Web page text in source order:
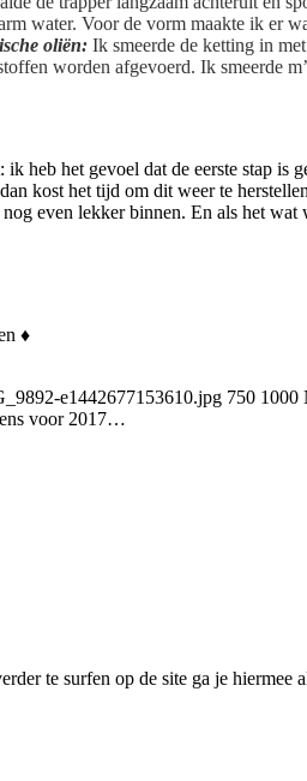
water. Voor de vorm maakte ik er
oliën: Ik smeerde de ketting in
worden afgevoerd. Ik smeerde
heb het gevoel dat de eerste stap is
kost het tijd om dit weer te
even lekker binnen. En als het wat
♦
e1442677153610.jpg 750 1000
voor 2017…
te surfen op de site ga je hiermee